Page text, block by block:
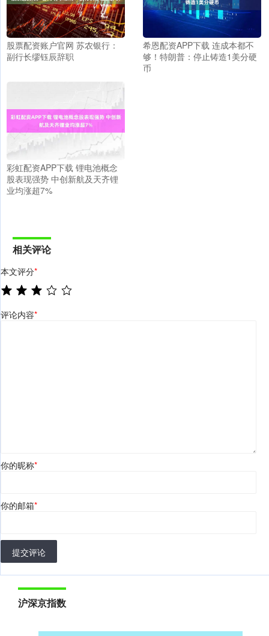
股票配资账户官网 苏农银行：
副行长缪钰辰辞职
希恩配资APP下载 连成本都不
够！特朗普：停止铸造1美分硬
币
彩虹配资APP下载 锂电池概念
股表现强势 中创新航及天齐锂
业均涨超7%
相关评论
本文评分*
评论内容*
你的昵称*
你的邮箱*
提交评论
沪深京指数